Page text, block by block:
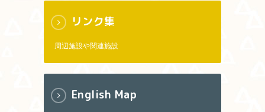
リンク集
周辺施設や関連施設
English Map